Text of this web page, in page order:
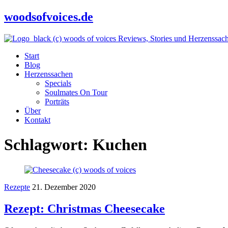
woodsofvoices.de
Reviews, Stories und
Start
Blog
Herzenssachen
Specials
Soulmates On Tour
Porträts
Über
Kontakt
Schlagwort: Kuchen
Rezepte 21. Dezember 2020
Rezept: Christmas Cheesecake